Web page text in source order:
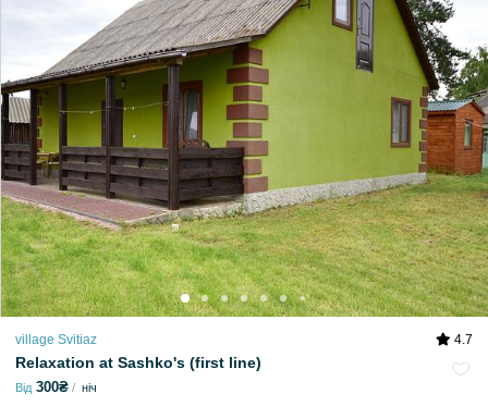
village Svitiaz 4.7
Relaxation at Sashko's (first line)
Від 300₴ ніч